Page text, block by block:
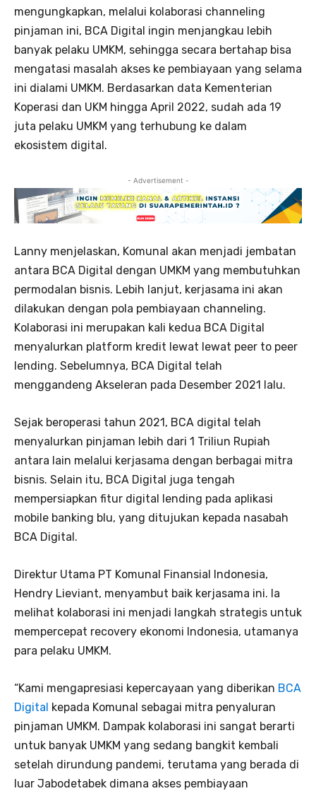
mengungkapkan, melalui kolaborasi channeling
pinjaman ini, BCA Digital ingin menjangkau lebih
banyak pelaku UMKM, sehingga secara bertahap bisa
mengatasi masalah akses ke pembiayaan yang selama
ini dialami UMKM. Berdasarkan data Kementerian
Koperasi dan UKM hingga April 2022, sudah ada 19
juta pelaku UMKM yang terhubung ke dalam
ekosistem digital.
- Advertisement -
Lanny menjelaskan, Komunal akan menjadi jembatan
antara BCA Digital dengan UMKM yang membutuhkan
permodalan bisnis. Lebih lanjut, kerjasama ini akan
dilakukan dengan pola pembiayaan channeling.
Kolaborasi ini merupakan kali kedua BCA Digital
menyalurkan platform kredit lewat lewat peer to peer
lending. Sebelumnya, BCA Digital telah
menggandeng Akseleran pada Desember 2021 lalu.
Sejak beroperasi tahun 2021, BCA digital telah
menyalurkan pinjaman lebih dari 1 Triliun Rupiah
antara lain melalui kerjasama dengan berbagai mitra
bisnis. Selain itu, BCA Digital juga tengah
mempersiapkan fitur digital lending pada aplikasi
mobile banking blu, yang ditujukan kepada nasabah
BCA Digital.
Direktur Utama PT Komunal Finansial Indonesia,
Hendry Lieviant, menyambut baik kerjasama ini. Ia
melihat kolaborasi ini menjadi langkah strategis untuk
mempercepat recovery ekonomi Indonesia, utamanya
para pelaku UMKM.
“Kami mengapresiasi kepercayaan yang diberikan BCA
Digital kepada Komunal sebagai mitra penyaluran
pinjaman UMKM. Dampak kolaborasi ini sangat berarti
untuk banyak UMKM yang sedang bangkit kembali
setelah dirundung pandemi, terutama yang berada di
luar Jabodetabek dimana akses pembiayaan